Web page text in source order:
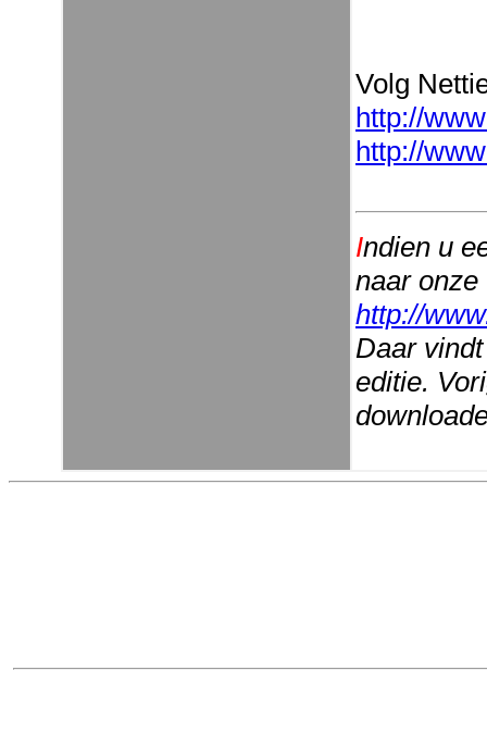
Volg
http://
http://
Indien u
naar
http://
Daar
editie.